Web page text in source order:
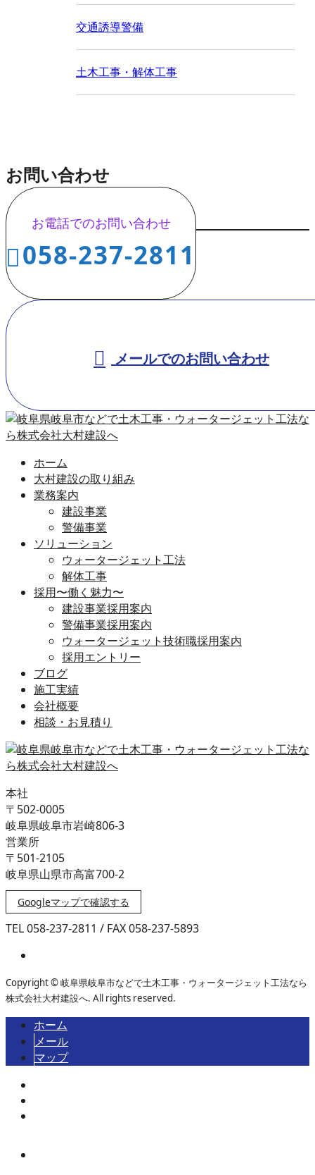
交通誘導警備
土木工事・解体工事
お問い合わせ
お電話でのお問い合わせ
058-237-2811
メールでのお問い合わせ
ホーム
大村建設の取り組み
業務案内
建設事業
警備事業
ソリューション
ウォータージェット工法
解体工事
採用〜働く魅力〜
建設事業採用案内
警備事業採用案内
ウォータージェット技術職採用案内
採用エントリー
ブログ
施工実績
会社概要
相談・お見積り
本社
〒502-0005
岐阜県岐阜市岩崎806-3
営業所
〒501-2105
岐阜県山県市高富700-2
Googleマップで確認する
TEL 058-237-2811 / FAX 058-237-5893
Copyright © 岐阜県岐阜市などで土木工事・ウォータージェット工法なら
株式会社大村建設へ. All rights reserved.
ホーム
メール
マップ